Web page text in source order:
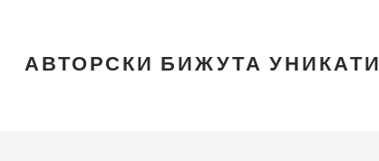
АВТОРСКИ БИЖУТА УНИКАТИ